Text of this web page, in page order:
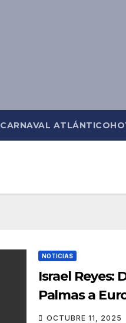
CARNAVAL
NOTICIAS
Israel Reyes:
Palmas a
entre
OCTUBRE 11, 2025